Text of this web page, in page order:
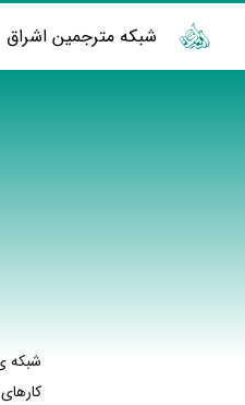
شبکه مترجمین اشراق
شبکه